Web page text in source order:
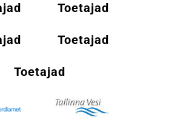
Toetajad
Toetajad
Toetajad